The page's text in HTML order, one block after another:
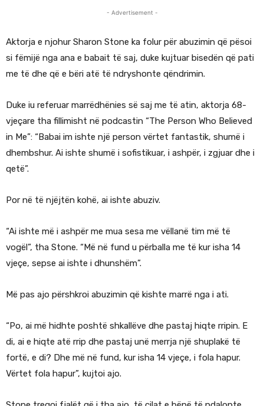
- Advertisement -
Aktorja e njohur Sharon Stone ka folur për abuzimin që pësoi
si fëmijë nga ana e babait të saj, duke kujtuar bisedën që pati
me të dhe që e bëri atë të ndryshonte qëndrimin.
Duke iu referuar marrëdhënies së saj me të atin, aktorja 68-
vjeçare tha fillimisht në podcastin “The Person Who Believed
in Me”: “Babai im ishte një person vërtet fantastik, shumë i
dhembshur. Ai ishte shumë i sofistikuar, i ashpër, i zgjuar dhe i
qetë”.
Por në të njëjtën kohë, ai ishte abuziv.
“Ai ishte më i ashpër me mua sesa me vëllanë tim më të
vogël”, tha Stone. “Më në fund u përballa me të kur isha 14
vjeçe, sepse ai ishte i dhunshëm”.
Më pas ajo përshkroi abuzimin që kishte marrë nga i ati.
“Po, ai më hidhte poshtë shkallëve dhe pastaj hiqte rripin. E
di, ai e hiqte atë rrip dhe pastaj unë merrja një shuplakë të
fortë, e di? Dhe më në fund, kur isha 14 vjeçe, i fola hapur.
Vërtet fola hapur”, kujtoi ajo.